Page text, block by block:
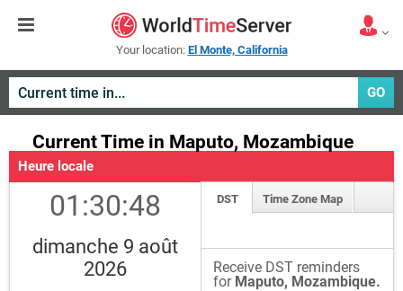
Your location: El Monte, California
GO
Current Time in Maputo, Mozambique
Heure locale
01:30:48
dimanche 9 août
2026
DST Time Zone Map
Receive DST reminders
for Maputo, Mozambique.